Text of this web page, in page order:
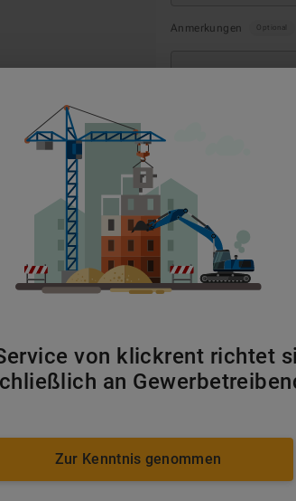
Anmerkungen Optional
einer 5-Tagesmietdauer für Baumaschinen,
für Raumsysteme und variiert je nach
sind weiterhin gültig. Zudem verstehen sich
sowie ggf. zzgl. Bereitstellungskosten, ggf. zzgl.
Betankungen mit Kraftstoffen erfolgen zu
(zzgl. MwSt.) berechnet. Der Tagesmietpreis basiert auf
bis Freitag. Jede Mehrstunde Nutzung wird mit 1/8
erfolgt nicht. Hiervon ausgenommen sind
ihrer Verwendung der Tagesmietpreis von
von klickrent richtet
an
Zur Kenntnis genommen